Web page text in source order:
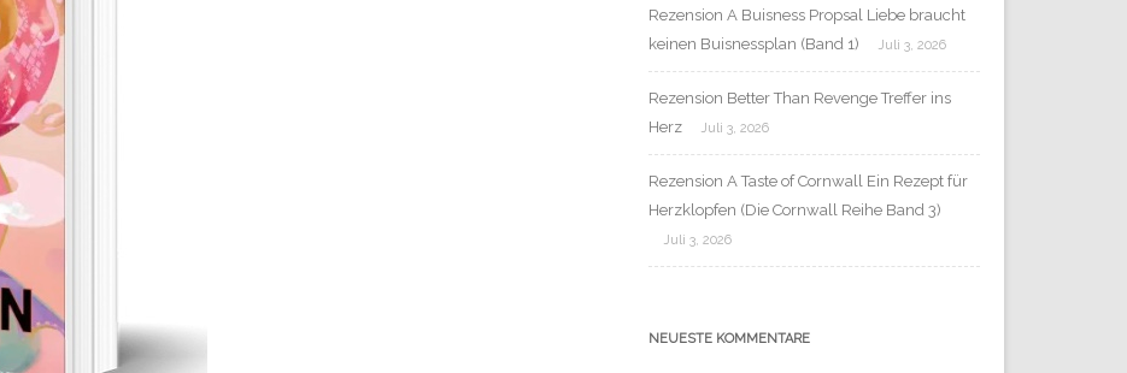
Rezension A Buisness Propsal Liebe braucht
keinen Buisnessplan (Band 1)
Juli 3, 2026
Rezension Better Than Revenge Treffer ins
Herz
Juli 3, 2026
Rezension A Taste of Cornwall Ein Rezept für
Herzklopfen (Die Cornwall Reihe Band 3)
Juli 3, 2026
NEUESTE KOMMENTARE